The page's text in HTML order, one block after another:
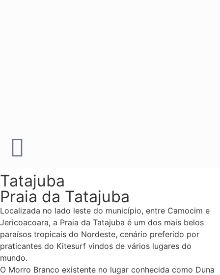
Tatajuba
Praia da Tatajuba
Localizada no lado leste do município, entre Camocim e
Jericoacoara, a Praia da Tatajuba é um dos mais belos
paraísos tropicais do Nordeste, cenário preferido por
praticantes do Kitesurf vindos de vários lugares do
mundo.
O Morro Branco existente no lugar conhecida como Duna